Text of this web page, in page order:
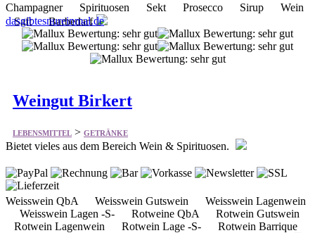
Champagner Spirituosen Sekt Prosecco Sirup Wein
Saft Barbedarf
dasgibtesnureinmal.de
Weingut Birkert
LEBENSMITTEL > GETRÄNKE
Bietet vieles aus dem Bereich Wein & Spirituosen.
Weisswein QbA Weisswein Gutswein Weisswein Lagenwein
Weisswein Lagen -S- Rotweine QbA Rotwein Gutswein
Rotwein Lagenwein Rotwein Lage -S- Rotwein Barrique